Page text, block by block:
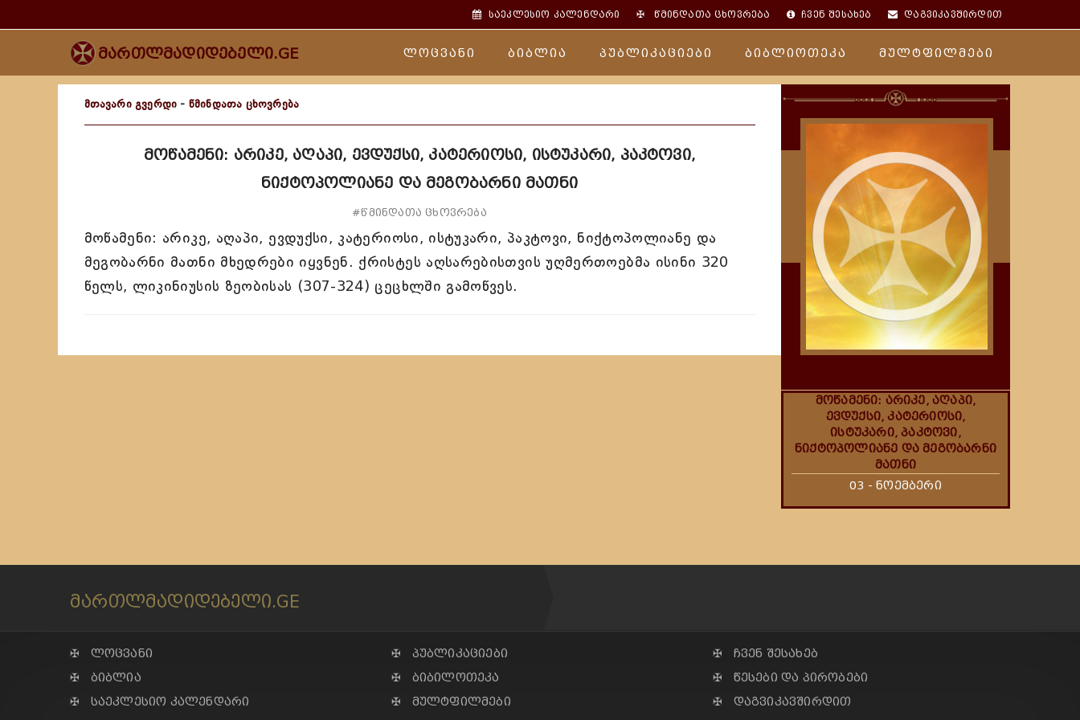
საეკლესიო კალენდარი ✠წმინდათა ცხოვრება ჩვენ შესახებ დაგვიკავშირდით
მართლმადიდებელი.GE ლოცვანი ბიბლია პუბლიკაციები ბიბლიოთეკა მულტფილმები
მთავარი გვერდი - წმინდათა ცხოვრება
მოწამენი: არიკე, აღაპი, ევდუქსი, კატერიოსი, ისტუკარი, პაკტოვი,
ნიქტოპოლიანე და მეგობარნი მათნი
#წმინდათა ცხოვრება
მოწამენი: არიკე, აღაპი, ევდუქსი, კატერიოსი, ისტუკარი, პაკტოვი, ნიქტოპოლიანე და
მეგობარნი მათნი მხედრები იყვნენ. ქრისტეს აღსარებისთვის უღმერთოებმა ისინი 320
წელს, ლიკინიუსის ზეობისას (307-324) ცეცხლში გამოწვეს.
მოწამენი: არიკე, აღაპი,
ევდუქსი, კატერიოსი,
ისტუკარი, პაკტოვი,
ნიქტოპოლიანე და მეგობარნი
მათნი
03 - ნოემბერი
მართლმადიდებელი.GE
✠ ლოცვანი
✠ ბიბლია
✠ საეკლესიო კალენდარი
✠ პუბლიკაციები
✠ ბიბილოთეკა
✠ მულტფილმები
✠ ჩვენ შესახებ
✠ წესები და პირობები
✠ დაგვიკავშირდით